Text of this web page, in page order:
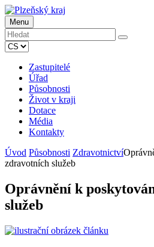
Menu
Zastupitelé
Úřad
Působnosti
Život v kraji
Dotace
Média
Kontakty
Úvod Působnosti Zdravotnictví
zdravotních služeb
Oprávnění k
služeb